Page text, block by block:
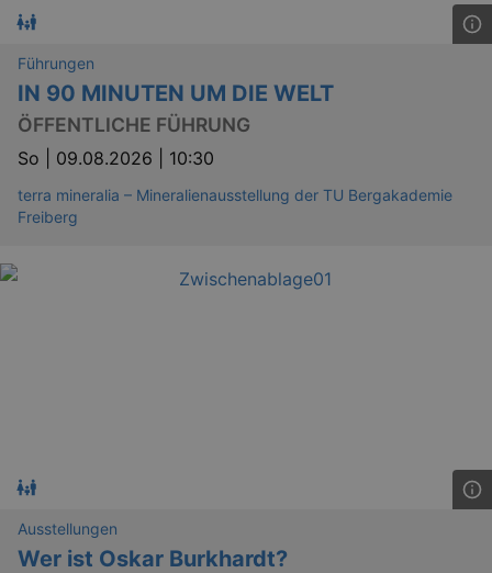
Führungen
IN 90 MINUTEN UM DIE WELT
ÖFFENTLICHE FÜHRUNG
So | 09.08.2026 | 10:30
terra mineralia – Mineralienausstellung der TU Bergakademie
Freiberg
Ausstellungen
Wer ist Oskar Burkhardt?